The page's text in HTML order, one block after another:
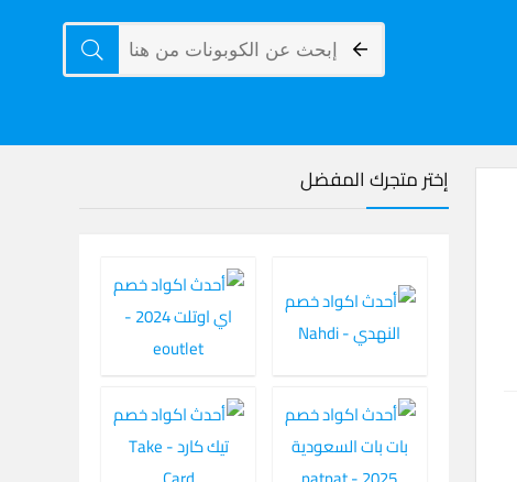
إختر متجرك المفضل